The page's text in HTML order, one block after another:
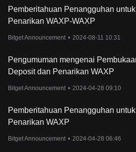
Pemberitahuan Penangguhan
Penarikan WAXP-WAXP
Bitget Announcement • 2024-08-11 10:31
Pengumuman mengenai
Deposit dan Penarikan WAXP
Bitget Announcement • 2024-04-28 09:10
Pemberitahuan Penangguhan
Penarikan WAXP
Bitget Announcement • 2024-04-28 06:46